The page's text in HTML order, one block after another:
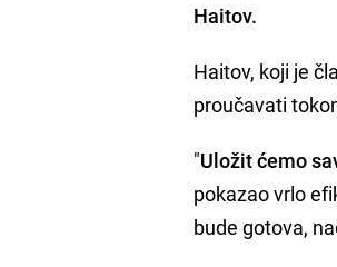
Haitov.
Haitov, koji je
proučavati
"Uložit ćemo
pokazao vrlo
bude gotova,